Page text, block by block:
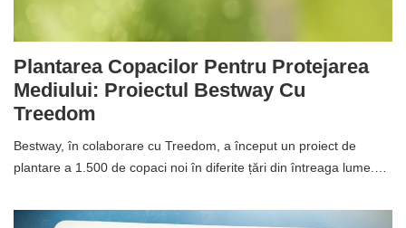
Plantarea Copacilor Pentru Protejarea
Mediului: Proiectul Bestway Cu
Treedom
Bestway, în colaborare cu Treedom, a început un proiect de
plantare a 1.500 de copaci noi în diferite țări din întreaga lume.…